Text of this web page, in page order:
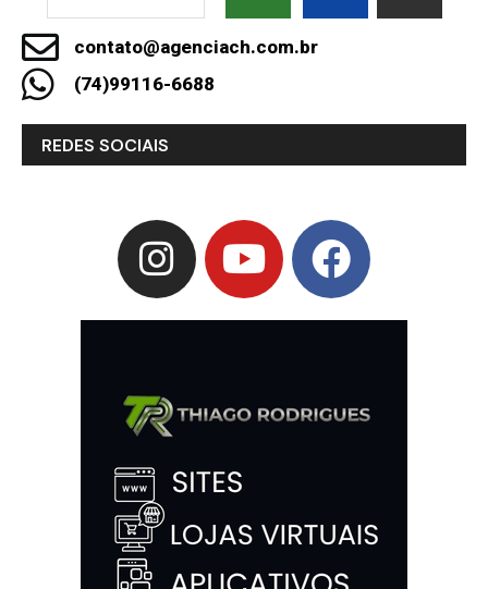
contato@agenciach.com.br
(74)99116-6688
REDES SOCIAIS